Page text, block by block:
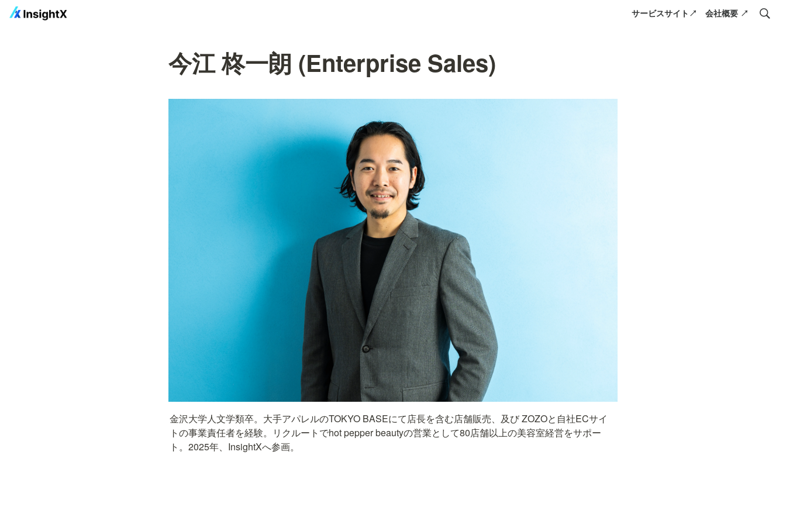
サービスサイト↗ 会社概要 ↗
今江 柊一朗 (Enterprise Sales)
金沢大学人文学類卒。大手アパレルのTOKYO BASEにて店長を含む店舗販売、及び ZOZOと自社ECサイ
トの事業責任者を経験。リクルートでhot pepper beautyの営業として80店舗以上の美容室経営をサポー
ト。2025年、InsightXへ参画。